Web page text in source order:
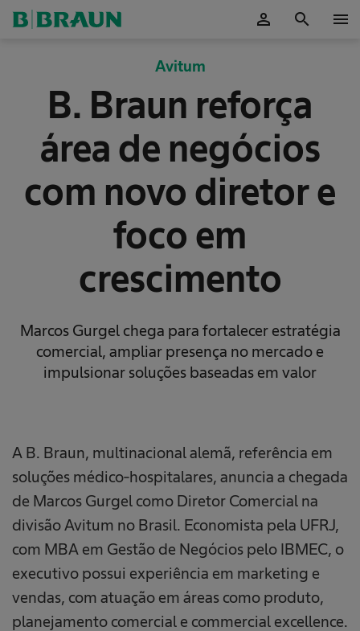
person search menu
Avitum
B. Braun reforça
área de negócios
com novo diretor e
foco em
crescimento
Marcos Gurgel chega para fortalecer estratégia
comercial, ampliar presença no mercado e
impulsionar soluções baseadas em valor
A B. Braun, multinacional alemã, referência em
soluções médico-hospitalares, anuncia a chegada
de Marcos Gurgel como Diretor Comercial na
divisão Avitum no Brasil. Economista pela UFRJ,
com MBA em Gestão de Negócios pelo IBMEC, o
executivo possui experiência em marketing e
vendas, com atuação em áreas como produto,
planejamento comercial e commercial excellence.